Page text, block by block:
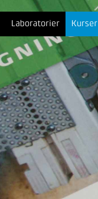
Laboratorier Kurser